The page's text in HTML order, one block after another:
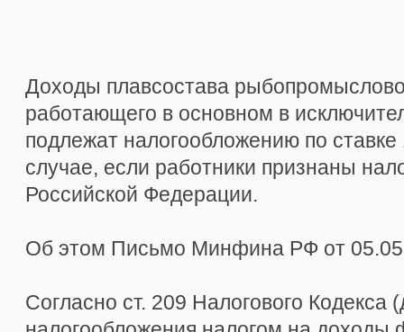
Доходы плавсостава
работающего в основном в
подлежат налогообложению по
случае, если работники признаны
Российской Федерации.
Об этом Письмо Минфина РФ от
Согласно ст. 209 Налогового Кодекса